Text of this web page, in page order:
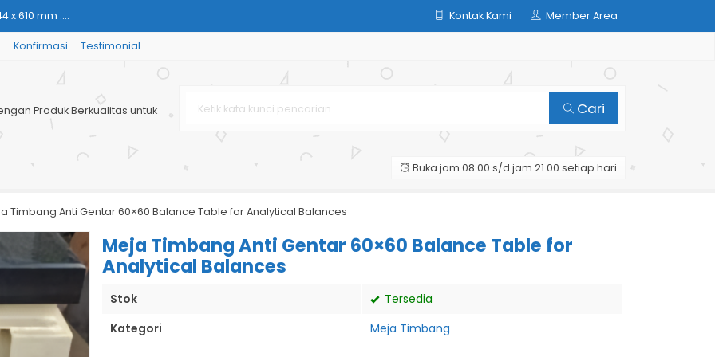
x 610 mm ....
24....
x 200....
Resin)....
TANGAN KRIOGE....
Kontak Kami Member Area
Konfirmasi Testimonial
Produk Berkualitas untuk
Cari
Buka jam 08.00 s/d jam 21.00 setiap hari
Timbang Anti Gentar 60×60 Balance Table for Analytical Balances
Meja Timbang Anti Gentar 60×60 Balance Table for
Analytical Balances
Stok
Tersedia
Kategori
Meja Timbang